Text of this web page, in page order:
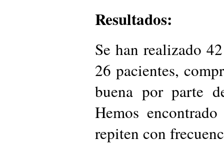
Resultados:
Se han realizado
26 pacientes,
buena por parte
Hemos
repiten con